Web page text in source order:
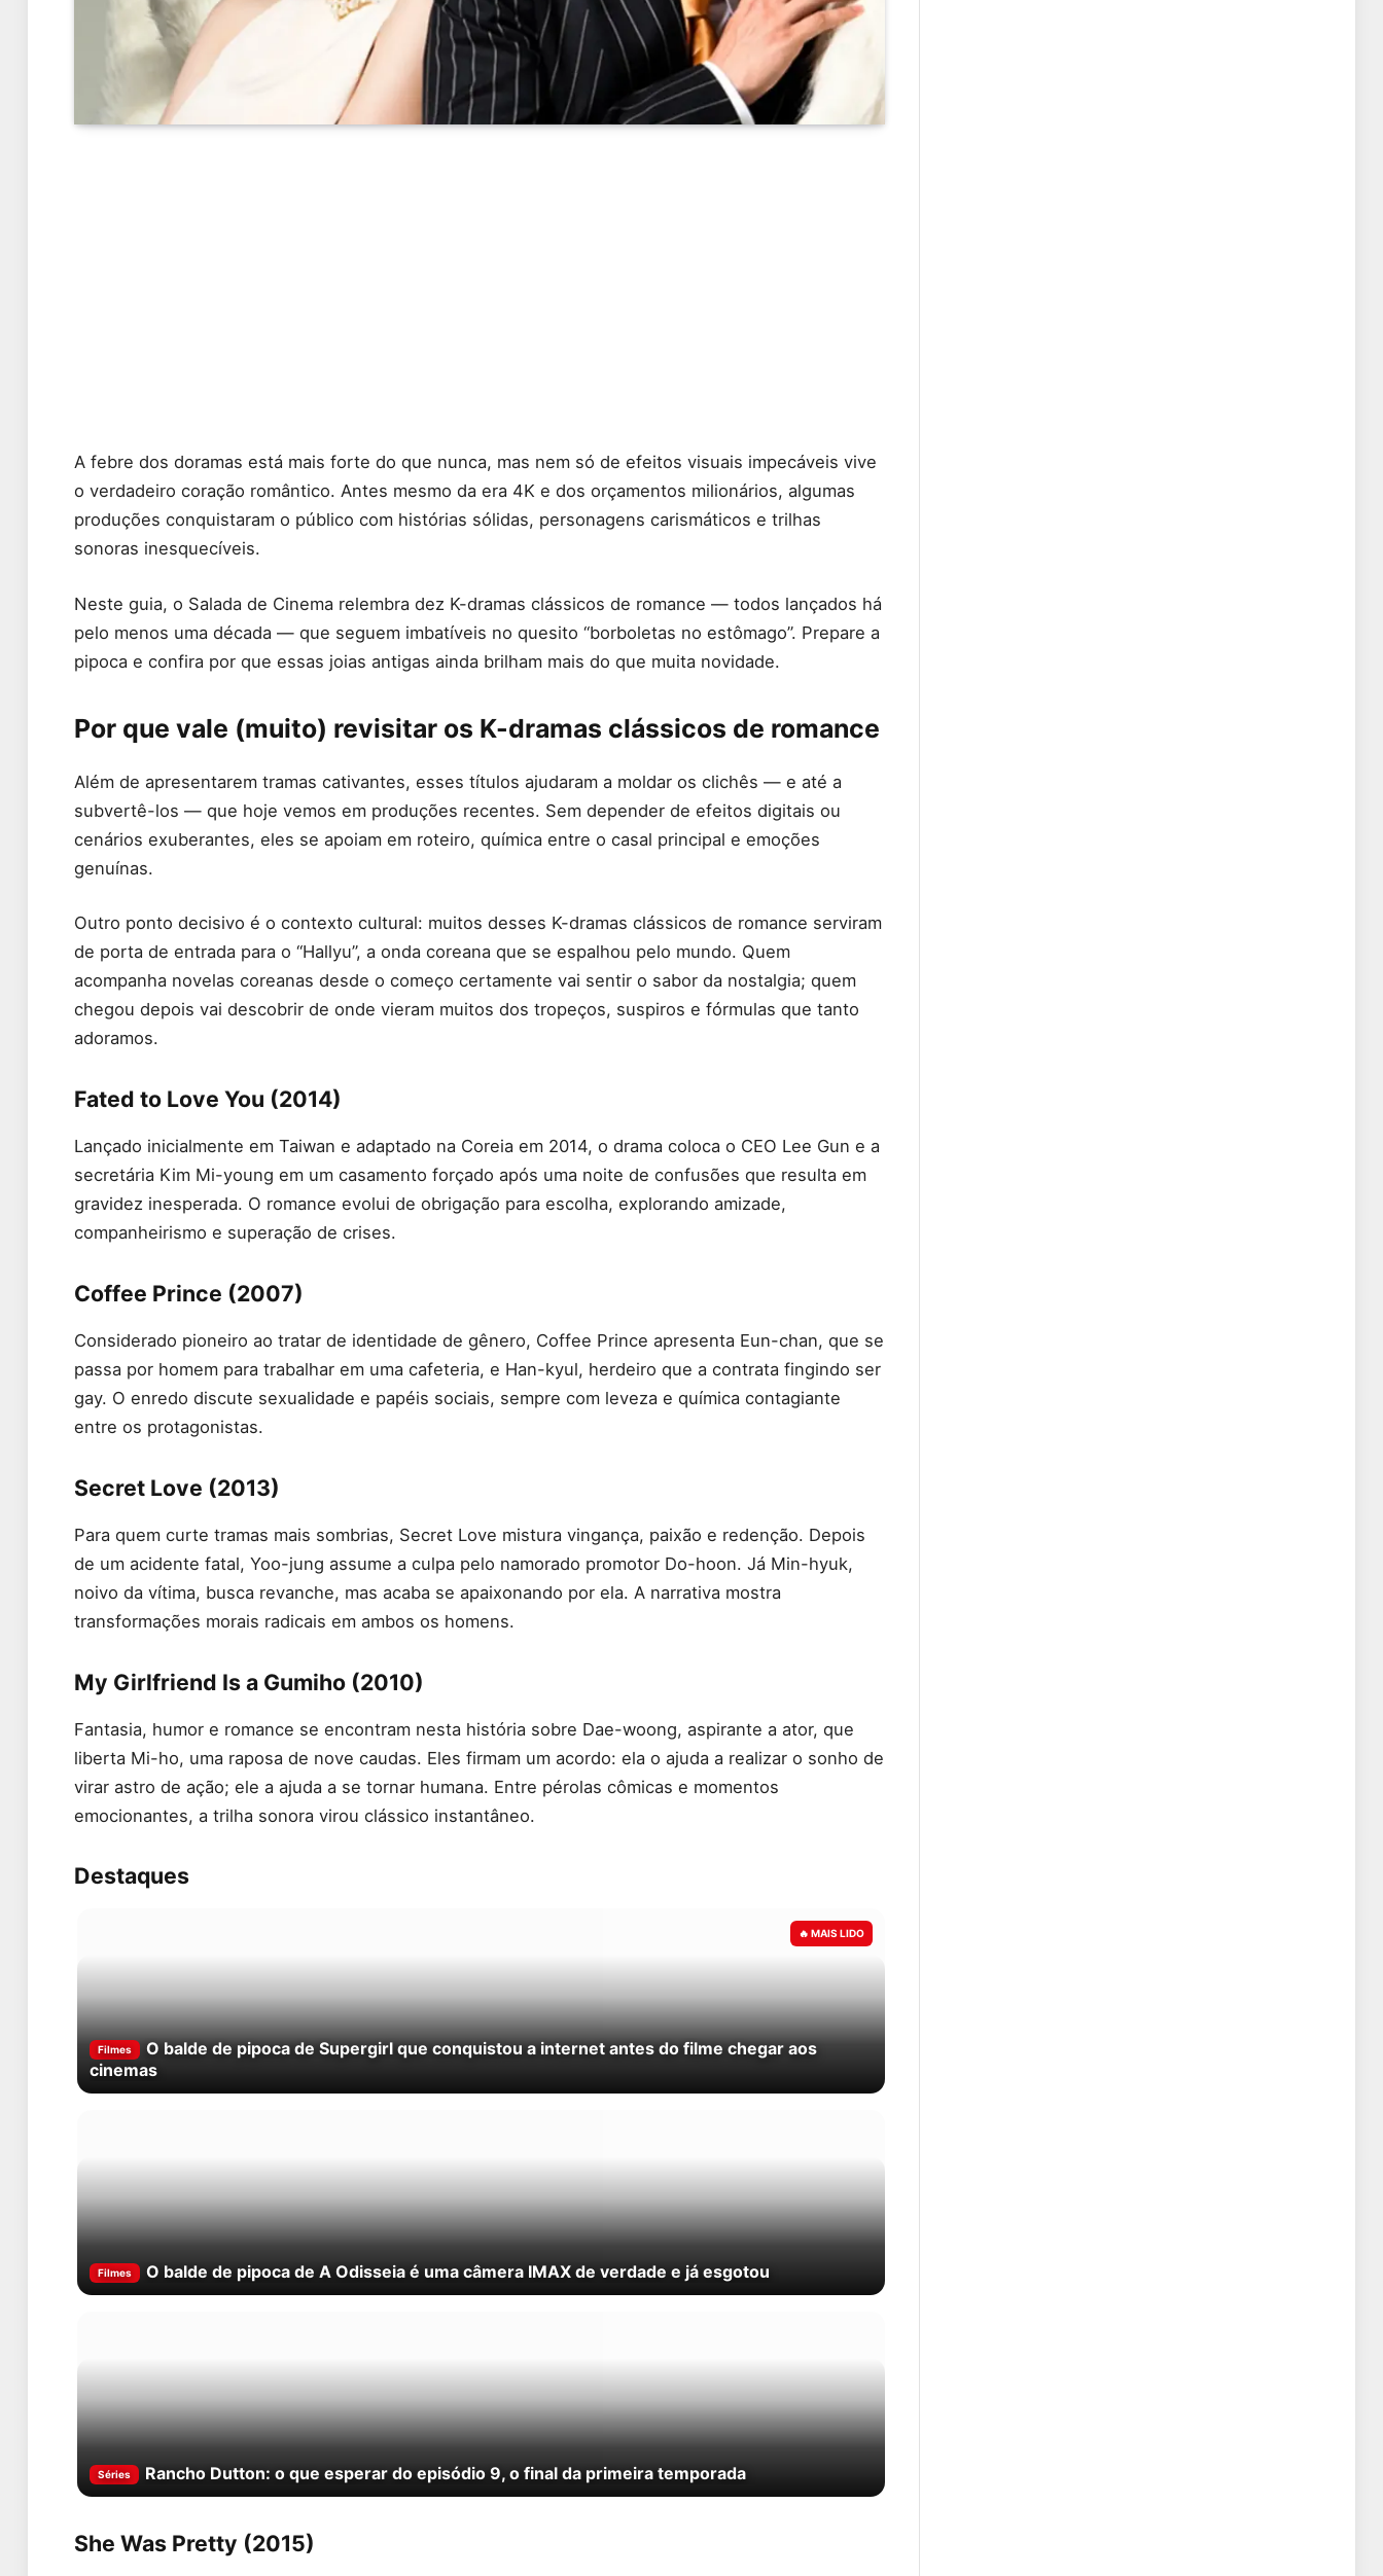
A febre dos doramas está mais forte do que nunca, mas nem só de efeitos visuais impecáveis vive
o verdadeiro coração romântico. Antes mesmo da era 4K e dos orçamentos milionários, algumas
produções conquistaram o público com histórias sólidas, personagens carismáticos e trilhas
sonoras inesquecíveis.
Neste guia, o Salada de Cinema relembra dez K-dramas clássicos de romance — todos lançados há
pelo menos uma década — que seguem imbatíveis no quesito “borboletas no estômago”. Prepare a
pipoca e confira por que essas joias antigas ainda brilham mais do que muita novidade.
Por que vale (muito) revisitar os K-dramas clássicos de romance
Além de apresentarem tramas cativantes, esses títulos ajudaram a moldar os clichês — e até a
subvertê-los — que hoje vemos em produções recentes. Sem depender de efeitos digitais ou
cenários exuberantes, eles se apoiam em roteiro, química entre o casal principal e emoções
genuínas.
Outro ponto decisivo é o contexto cultural: muitos desses K-dramas clássicos de romance serviram
de porta de entrada para o “Hallyu”, a onda coreana que se espalhou pelo mundo. Quem
acompanha novelas coreanas desde o começo certamente vai sentir o sabor da nostalgia; quem
chegou depois vai descobrir de onde vieram muitos dos tropeços, suspiros e fórmulas que tanto
adoramos.
Fated to Love You (2014)
Lançado inicialmente em Taiwan e adaptado na Coreia em 2014, o drama coloca o CEO Lee Gun e a
secretária Kim Mi-young em um casamento forçado após uma noite de confusões que resulta em
gravidez inesperada. O romance evolui de obrigação para escolha, explorando amizade,
companheirismo e superação de crises.
Coffee Prince (2007)
Considerado pioneiro ao tratar de identidade de gênero, Coffee Prince apresenta Eun-chan, que se
passa por homem para trabalhar em uma cafeteria, e Han-kyul, herdeiro que a contrata fingindo ser
gay. O enredo discute sexualidade e papéis sociais, sempre com leveza e química contagiante
entre os protagonistas.
Secret Love (2013)
Para quem curte tramas mais sombrias, Secret Love mistura vingança, paixão e redenção. Depois
de um acidente fatal, Yoo-jung assume a culpa pelo namorado promotor Do-hoon. Já Min-hyuk,
noivo da vítima, busca revanche, mas acaba se apaixonando por ela. A narrativa mostra
transformações morais radicais em ambos os homens.
My Girlfriend Is a Gumiho (2010)
Fantasia, humor e romance se encontram nesta história sobre Dae-woong, aspirante a ator, que
liberta Mi-ho, uma raposa de nove caudas. Eles firmam um acordo: ela o ajuda a realizar o sonho de
virar astro de ação; ele a ajuda a se tornar humana. Entre pérolas cômicas e momentos
emocionantes, a trilha sonora virou clássico instantâneo.
Destaques
Filmes
O balde de pipoca de Supergirl que conquistou a internet antes do filme chegar aos
cinemas
Filmes O balde de pipoca de A Odisseia é uma câmera IMAX de verdade e já esgotou
Séries Rancho Dutton: o que esperar do episódio 9, o final da primeira temporada
She Was Pretty (2015)